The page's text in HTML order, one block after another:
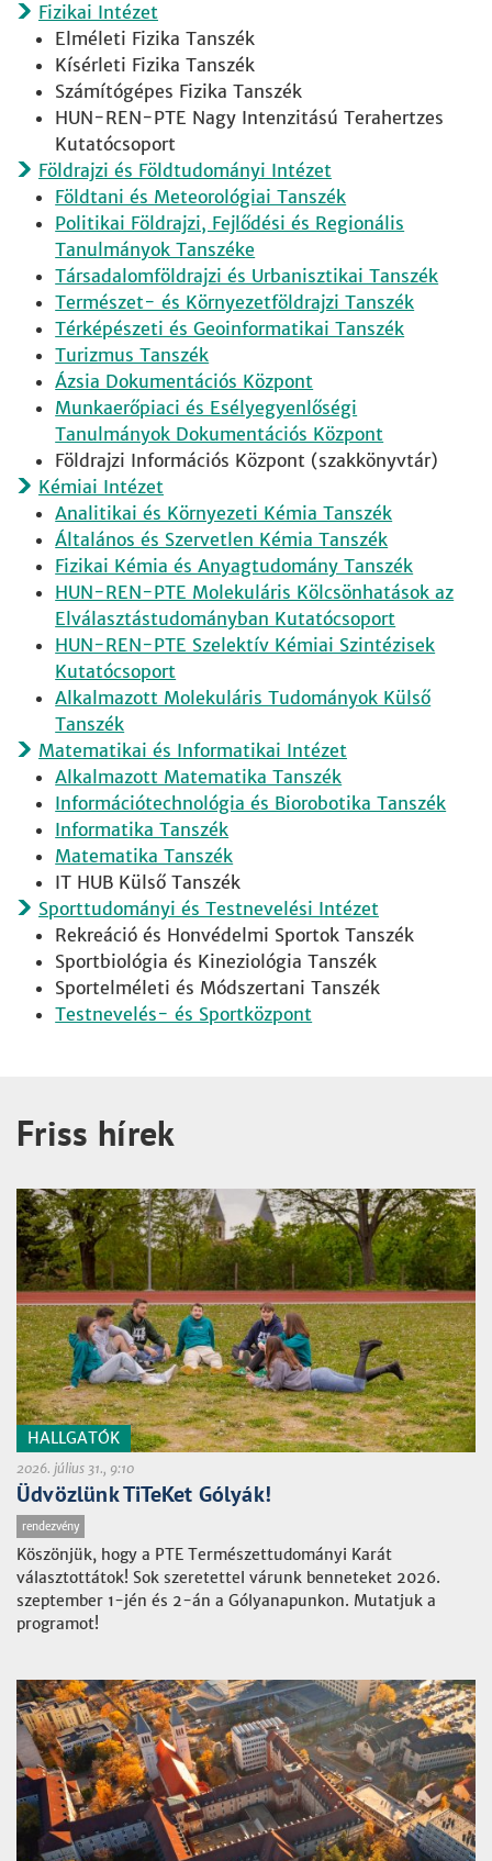
Fizikai Intézet
Elméleti Fizika Tanszék
Kísérleti Fizika Tanszék
Számítógépes Fizika Tanszék
HUN-REN-PTE Nagy Intenzitású Terahertzes
Kutatócsoport
Földrajzi és Földtudományi Intézet
Földtani és Meteorológiai Tanszék
Politikai Földrajzi, Fejlődési és Regionális
Tanulmányok Tanszéke
Társadalomföldrajzi és Urbanisztikai Tanszék
Természet- és Környezetföldrajzi Tanszék
Térképészeti és Geoinformatikai Tanszék
Turizmus Tanszék
Ázsia Dokumentációs Központ
Munkaerőpiaci és Esélyegyenlőségi
Tanulmányok Dokumentációs Központ
Földrajzi Információs Központ (szakkönyvtár)
Kémiai Intézet
Analitikai és Környezeti Kémia Tanszék
Általános és Szervetlen Kémia Tanszék
Fizikai Kémia és Anyagtudomány Tanszék
HUN-REN-PTE Molekuláris Kölcsönhatások az
Elválasztástudományban Kutatócsoport
HUN-REN-PTE Szelektív Kémiai Szintézisek
Kutatócsoport
Alkalmazott Molekuláris Tudományok Külső
Tanszék
Matematikai és Informatikai Intézet
Alkalmazott Matematika Tanszék
Információtechnológia és Biorobotika Tanszék
Informatika Tanszék
Matematika Tanszék
IT HUB Külső Tanszék
Sporttudományi és Testnevelési Intézet
Rekreáció és Honvédelmi Sportok Tanszék
Sportbiológia és Kineziológia Tanszék
Sportelméleti és Módszertani Tanszék
Testnevelés- és Sportközpont
Friss hírek
HALLGATÓK
2026. július 31., 9:10
Üdvözlünk TiTeKet Gólyák!
rendezvény
Köszönjük, hogy a PTE Természettudományi Karát
választottátok! Sok szeretettel várunk benneteket 2026.
szeptember 1-jén és 2-án a Gólyanapunkon. Mutatjuk a
programot!